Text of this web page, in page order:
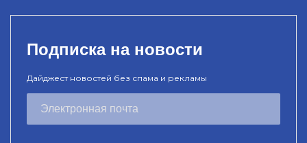
Подписка на новости
Дайджест новостей без спама и рекламы